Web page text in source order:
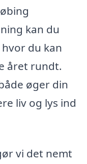
kan du
du kan
året rundt.
øger din
liv og lys ind
vi det nemt